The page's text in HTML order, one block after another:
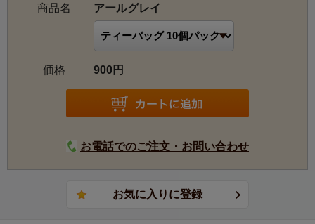
商品名
アールグレイ
価格 900円
お電話でのご注文・お問い合わせ